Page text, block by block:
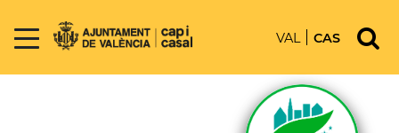
VAL CAS